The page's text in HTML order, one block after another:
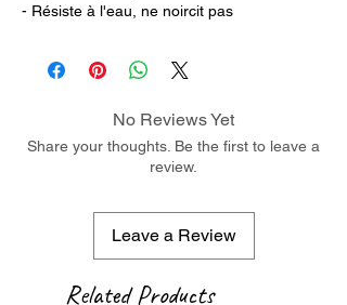
- Résiste à l'eau, ne noircit pas
No Reviews Yet
Share your thoughts. Be the first to leave a
review.
Leave a Review
Related Products